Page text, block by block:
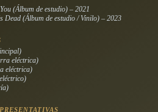
(Álbum de estudio) – 2021
Dead (Álbum de estudio / Vinilo) – 2023
eléctrica)
eléctrica)